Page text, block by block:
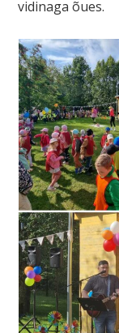
vidinaga õues.